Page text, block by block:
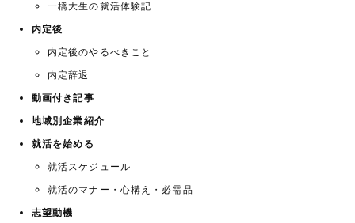
一橋大生の就活体験記
内定後
内定後のやるべきこと
内定辞退
動画付き記事
地域別企業紹介
就活を始める
就活スケジュール
就活のマナー・心構え・必需品
志望動機